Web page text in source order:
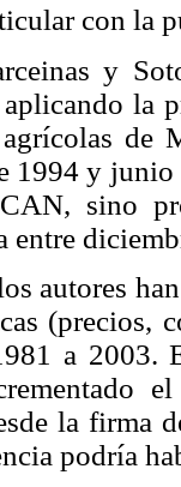
con la
y
la
de
1994 y
sino
entre
autores
(precios,
a 2003.
la firma
podría